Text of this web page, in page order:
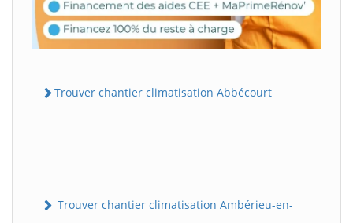
Trouver chantier climatisation Abbécourt
Trouver chantier climatisation Ambérieu-en-